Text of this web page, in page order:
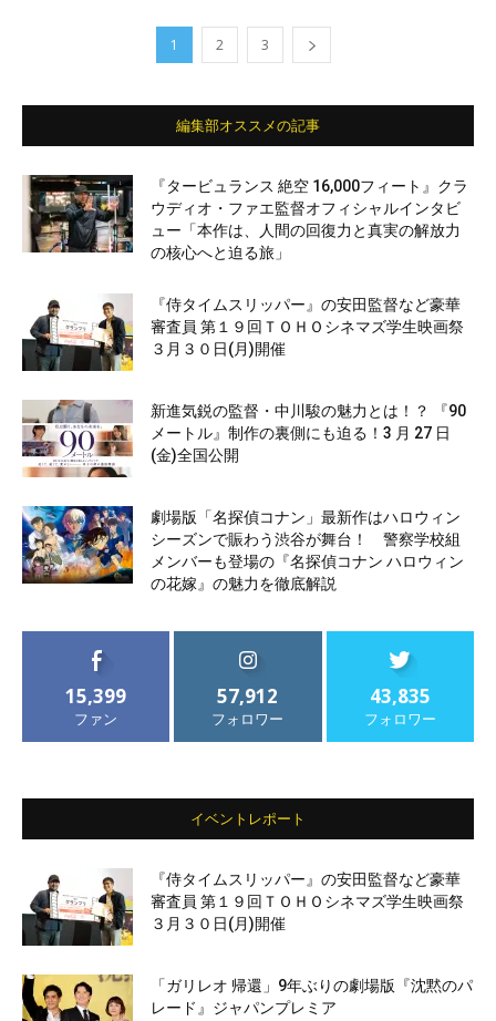
1 2 3
編集部オススメの記事
『タービュランス 絶空 16,000フィート』クラ
ウディオ・ファエ監督オフィシャルインタビ
ュー「本作は、人間の回復力と真実の解放力
の核心へと迫る旅」
『侍タイムスリッパー』の安田監督など豪華
審査員 第１９回ＴＯＨＯシネマズ学生映画祭
３月３０日(月)開催
新進気鋭の監督・中川駿の魅力とは！？ 『90
メートル』制作の裏側にも迫る！3 月 27 日
(金)全国公開
劇場版「名探偵コナン」最新作はハロウィン
シーズンで賑わう渋谷が舞台！ 警察学校組
メンバーも登場の『名探偵コナン ハロウィン
の花嫁』の魅力を徹底解説
15,399
ファン
57,912
フォロワー
43,835
フォロワー
イベントレポート
『侍タイムスリッパー』の安田監督など豪華
審査員 第１９回ＴＯＨＯシネマズ学生映画祭
３月３０日(月)開催
「ガリレオ 帰還」9年ぶりの劇場版『沈黙のパ
レード』ジャパンプレミア